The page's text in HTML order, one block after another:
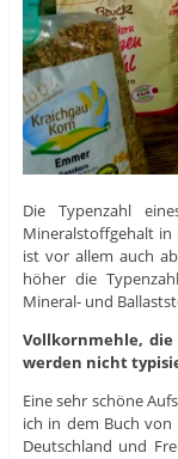
Die Typenzahl
Mineralstoffgehalt in
ist vor allem auch
höher die
Mineral- und
Vollkornmehle, die
werden nicht
Eine sehr schöne
ich in dem Buch von
Deutschland und